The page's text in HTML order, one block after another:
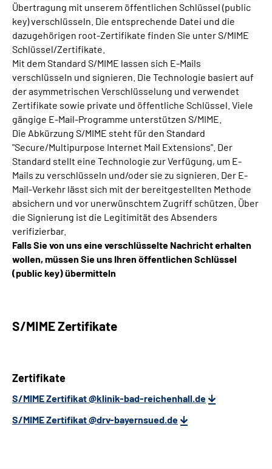
Übertragung mit unserem öffentlichen Schlüssel (public
key) verschlüsseln. Die entsprechende Datei und die
dazugehörigen root-Zertifikate finden Sie unter S/MIME
Schlüssel/Zertifikate.
Mit dem Standard S/MIME lassen sich E-Mails
verschlüsseln und signieren. Die Technologie basiert auf
der asymmetrischen Verschlüsselung und verwendet
Zertifikate sowie private und öffentliche Schlüssel. Viele
gängige E-Mail-Programme unterstützen S/MIME.
Die Abkürzung S/MIME steht für den Standard
"Secure/Multipurpose Internet Mail Extensions". Der
Standard stellt eine Technologie zur Verfügung, um E-
Mails zu verschlüsseln und/oder sie zu signieren. Der E-
Mail-Verkehr lässt sich mit der bereitgestellten Methode
absichern und vor unerwünschtem Zugriff schützen. Über
die Signierung ist die Legitimität des Absenders
verifizierbar.
Falls Sie von uns eine verschlüsselte Nachricht erhalten
wollen, müssen Sie uns Ihren öffentlichen Schlüssel
(public key) übermitteln
S/MIME Zertifikate
Zertifikate
S/MIME Zertifikat @klinik-bad-reichenhall.de
S/MIME Zertifikat @drv-bayernsued.de